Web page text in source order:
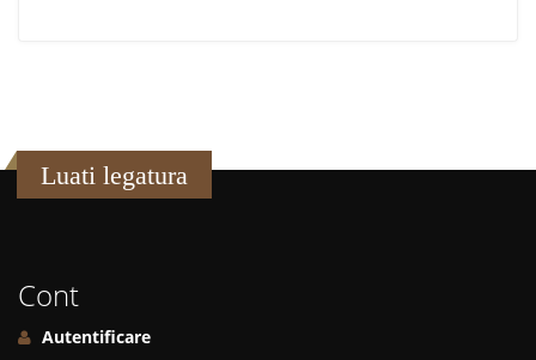
Luati legatura
Cont
Autentificare